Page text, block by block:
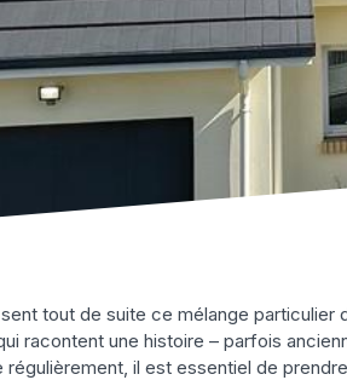
tout de suite ce mélange
racontent une histoire – parfois
il est essentiel de